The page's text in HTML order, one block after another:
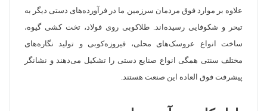
علاوه بر موارد فوق مردمان سرزمین ما در فرآورده‌های دستی دیگر به
تبحر و شکوفایی رسیده‌اند. طلاکوبی روی فولاد، تخت کشی گیوه،
ساخت انواع عروسک‌های محلی، فیروزه‌کوبی و تولید نگاره‌های
مختلف سنتی همگی انواع صنایع دستی را تشکیل می‌دهند و نشانگر
پیشرفت فوق العاده این صنعت هستند.